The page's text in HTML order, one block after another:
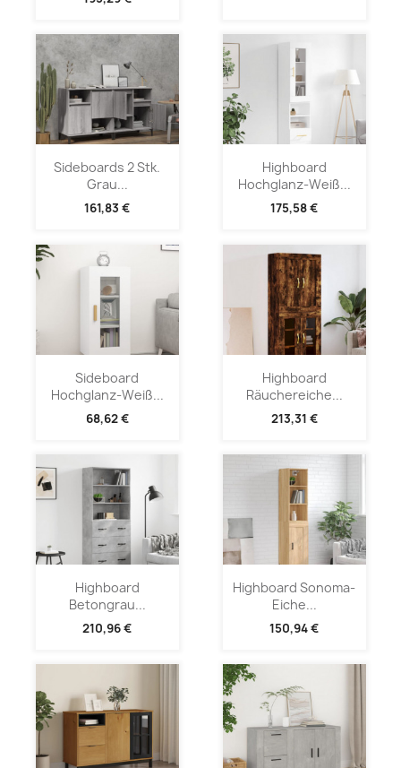
Sideboards 2 Stk.
Grau...
161,83 €
Highboard
Hochglanz-Weiß...
175,58 €
Sideboard
Hochglanz-Weiß...
68,62 €
Highboard
Räuchereiche...
213,31 €
Highboard
Betongrau...
210,96 €
Highboard Sonoma-
Eiche...
150,94 €